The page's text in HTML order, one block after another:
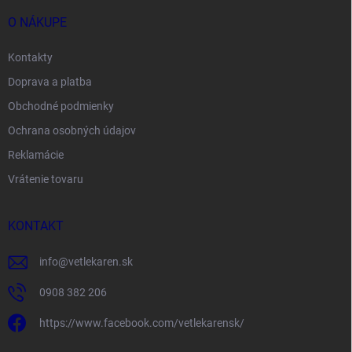
O NÁKUPE
Kontakty
Doprava a platba
Obchodné podmienky
Ochrana osobných údajov
Reklamácie
Vrátenie tovaru
KONTAKT
info@vetlekaren.sk
0908 382 206
https://www.facebook.com/vetlekarensk/